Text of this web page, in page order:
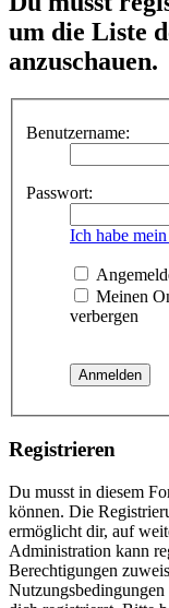
um die Liste
anzuschauen.
Benutzername:
Passwort:
Ich habe
Meinen
verbergen
Registrieren
Du musst in diesem
können. Die
ermöglicht dir, auf
Administration kann
Berechtigungen